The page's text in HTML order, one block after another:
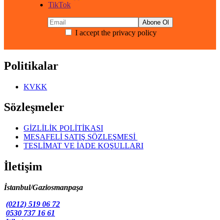
TikTok
I accept the privacy policy
Politikalar
KVKK
Sözleşmeler
GİZLİLİK POLİTİKASI
MESAFELİ SATIŞ SÖZLEŞMESİ
TESLİMAT VE İADE KOŞULLARI
İletişim
İstanbul/Gaziosmanpaşa
(0212) 519 06 72
0530 737 16 61